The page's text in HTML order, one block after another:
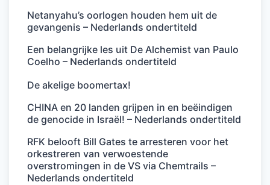
Netanyahu’s oorlogen houden hem uit de
gevangenis – Nederlands ondertiteld
Een belangrijke les uit De Alchemist van Paulo
Coelho – Nederlands ondertiteld
De akelige boomertax!
CHINA en 20 landen grijpen in en beëindigen
de genocide in Israël! – Nederlands ondertiteld
RFK belooft Bill Gates te arresteren voor het
orkestreren van verwoestende
overstromingen in de VS via Chemtrails –
Nederlands ondertiteld